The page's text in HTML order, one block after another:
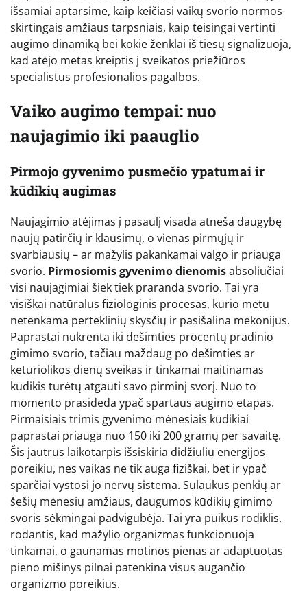
išsamiai aptarsime, kaip keičiasi vaikų svorio normos
skirtingais amžiaus tarpsniais, kaip teisingai vertinti
augimo dinamiką bei kokie ženklai iš tiesų signalizuoja,
kad atėjo metas kreiptis į sveikatos priežiūros
specialistus profesionalios pagalbos.
Vaiko augimo tempai: nuo
naujagimio iki paauglio
Pirmojo gyvenimo pusmečio ypatumai ir
kūdikių augimas
Naujagimio atėjimas į pasaulį visada atneša daugybę
naujų patirčių ir klausimų, o vienas pirmųjų ir
svarbiausių – ar mažylis pakankamai valgo ir priauga
svorio. Pirmosiomis gyvenimo dienomisabsoliučiai
visi naujagimiai šiek tiek praranda svorio. Tai yra
visiškai natūralus fiziologinis procesas, kurio metu
netenkama perteklinių skysčių ir pasišalina mekonijus.
Paprastai nukrenta iki dešimties procentų pradinio
gimimo svorio, tačiau maždaug po dešimties ar
keturiolikos dienų sveikas ir tinkamai maitinamas
kūdikis turėtų atgauti savo pirminį svorį. Nuo to
momento prasideda ypač spartaus augimo etapas.
Pirmaisiais trimis gyvenimo mėnesiais kūdikiai
paprastai priauga nuo 150 iki 200 gramų per savaitę.
Šis jautrus laikotarpis išsiskiria didžiuliu energijos
poreikiu, nes vaikas ne tik auga fiziškai, bet ir ypač
sparčiai vystosi jo nervų sistema. Sulaukus penkių ar
šešių mėnesių amžiaus, daugumos kūdikių gimimo
svoris sėkmingai padvigubėja. Tai yra puikus rodiklis,
rodantis, kad mažylio organizmas funkcionuoja
tinkamai, o gaunamas motinos pienas ar adaptuotas
pieno mišinys pilnai patenkina visus augančio
organizmo poreikius.